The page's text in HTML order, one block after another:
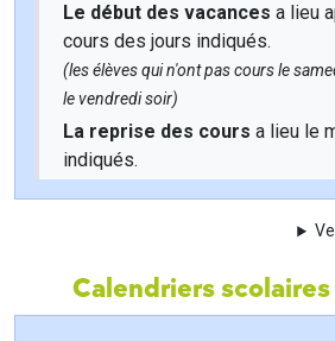
Le début des vacances a lieu
cours des jours indiqués.
(les élèves qui n'ont pas cours le
le vendredi soir)
La reprise des cours a lieu le
indiqués.
Calendriers